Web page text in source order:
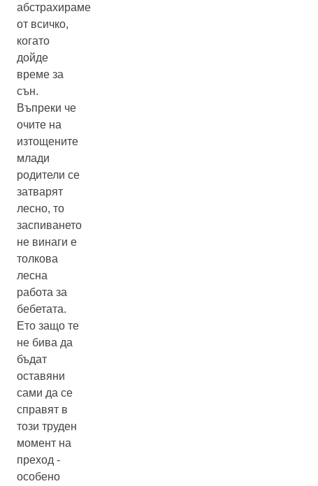
абстрахираме
от всичко,
когато
дойде
време за
сън.
Въпреки че
очите на
изтощените
млади
родители се
затварят
лесно, то
заспиването
не винаги е
толкова
лесна
работа за
бебетата.
Ето защо те
не бива да
бъдат
оставяни
сами да се
справят в
този труден
момент на
преход -
особено